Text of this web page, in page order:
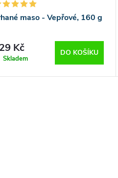
maso - Vepřové, 160 g
Kč
Skladem
DO KOŠÍKU